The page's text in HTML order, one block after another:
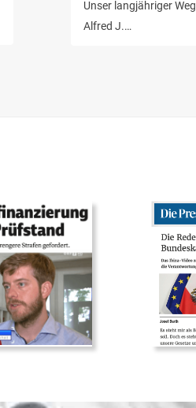
Unser langjähriger
Alfred J.…